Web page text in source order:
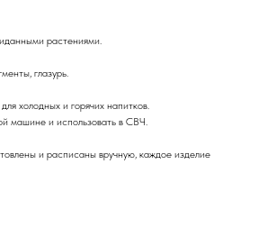
растениями.
глазурь.
холодных и горячих напитков.
машине и использовать в СВЧ.
и расписаны вручную, каждое изделие